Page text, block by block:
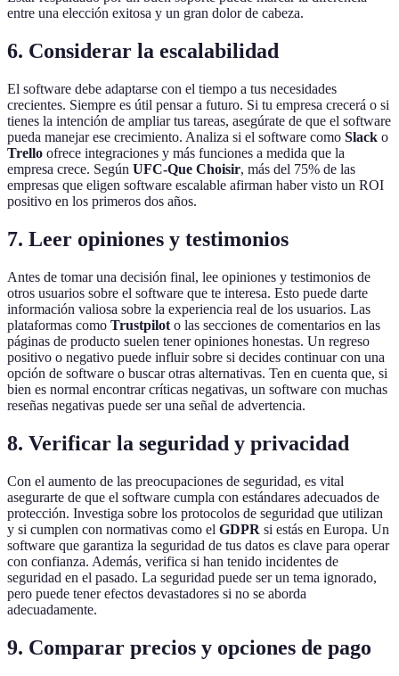
entre una elección exitosa y un gran dolor de cabeza.
6. Considerar la escalabilidad
El software debe adaptarse con el tiempo a tus necesidades
crecientes. Siempre es útil pensar a futuro. Si tu empresa crecerá o si
tienes la intención de ampliar tus tareas, asegúrate de que el software
pueda manejar ese crecimiento. Analiza si el software como Slack o
Trello ofrece integraciones y más funciones a medida que la
empresa crece. Según UFC-Que Choisir, más del 75% de las
empresas que eligen software escalable afirman haber visto un ROI
positivo en los primeros dos años.
7. Leer opiniones y testimonios
Antes de tomar una decisión final, lee opiniones y testimonios de
otros usuarios sobre el software que te interesa. Esto puede darte
información valiosa sobre la experiencia real de los usuarios. Las
plataformas como Trustpilot o las secciones de comentarios en las
páginas de producto suelen tener opiniones honestas. Un regreso
positivo o negativo puede influir sobre si decides continuar con una
opción de software o buscar otras alternativas. Ten en cuenta que, si
bien es normal encontrar críticas negativas, un software con muchas
reseñas negativas puede ser una señal de advertencia.
8. Verificar la seguridad y privacidad
Con el aumento de las preocupaciones de seguridad, es vital
asegurarte de que el software cumpla con estándares adecuados de
protección. Investiga sobre los protocolos de seguridad que utilizan
y si cumplen con normativas como el GDPR si estás en Europa. Un
software que garantiza la seguridad de tus datos es clave para operar
con confianza. Además, verifica si han tenido incidentes de
seguridad en el pasado. La seguridad puede ser un tema ignorado,
pero puede tener efectos devastadores si no se aborda
adecuadamente.
9. Comparar precios y opciones de pago